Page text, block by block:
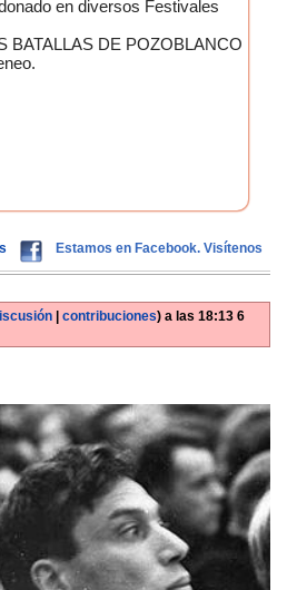
en diversos Festivales
BATALLAS DE POZOBLANCO
Estamos en Facebook. Visítenos
| contribuciones)a las 18:13 6